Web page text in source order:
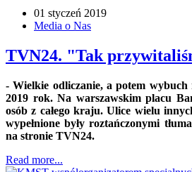
01 styczeń 2019
Media o Nas
TVN24. "Tak
- Wielkie odliczanie, a potem
2019 rok. Na warszawskim placu
osób z całego kraju. Ulice wielu
wypełnione były roztańczonymi
na stronie TVN24.
Read more...